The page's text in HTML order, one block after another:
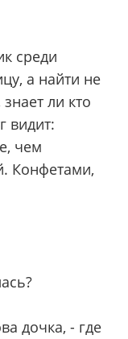
среди
а найти не
ли кто
видит:
чем
Конфетами,
дочка, - где